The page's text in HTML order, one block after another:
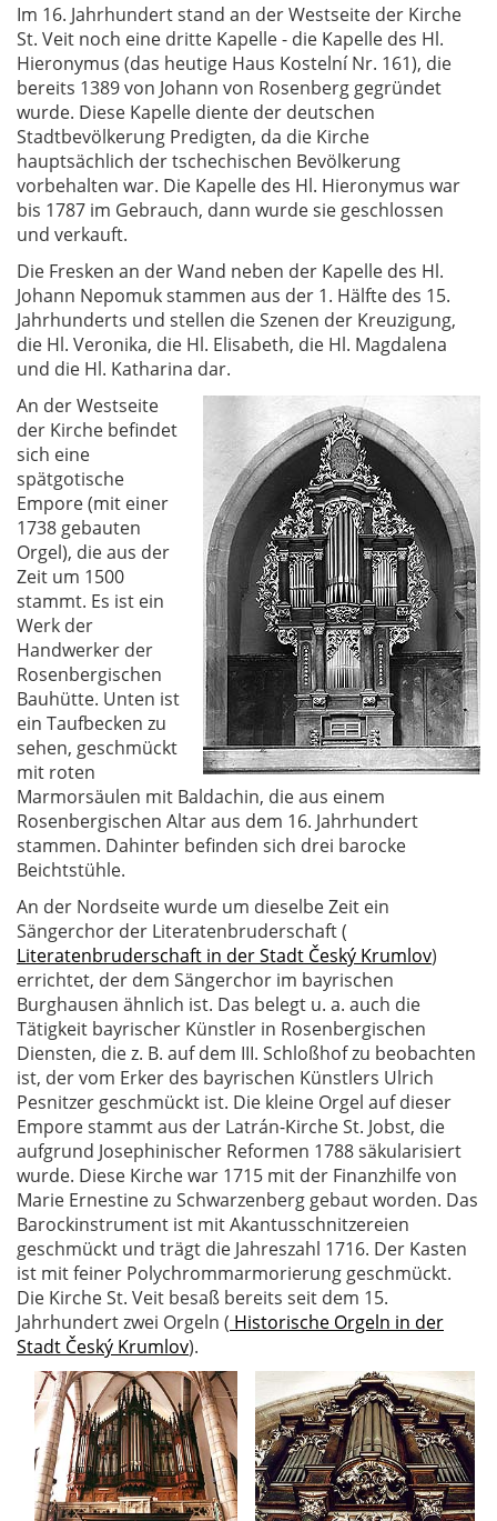
Im 16. Jahrhundert stand an der Westseite der Kirche
St. Veit noch eine dritte Kapelle - die Kapelle des Hl.
Hieronymus (das heutige Haus Kostelní Nr. 161), die
bereits 1389 von Johann von Rosenberg gegründet
wurde. Diese Kapelle diente der deutschen
Stadtbevölkerung Predigten, da die Kirche
hauptsächlich der tschechischen Bevölkerung
vorbehalten war. Die Kapelle des Hl. Hieronymus war
bis 1787 im Gebrauch, dann wurde sie geschlossen
und verkauft.
Die Fresken an der Wand neben der Kapelle des Hl.
Johann Nepomuk stammen aus der 1. Hälfte des 15.
Jahrhunderts und stellen die Szenen der Kreuzigung,
die Hl. Veronika, die Hl. Elisabeth, die Hl. Magdalena
und die Hl. Katharina dar.
An der Westseite
der Kirche befindet
sich eine
spätgotische
Empore (mit einer
1738 gebauten
Orgel), die aus der
Zeit um 1500
stammt. Es ist ein
Werk der
Handwerker der
Rosenbergischen
Bauhütte. Unten ist
ein Taufbecken zu
sehen, geschmückt
mit roten
Marmorsäulen mit Baldachin, die aus einem
Rosenbergischen Altar aus dem 16. Jahrhundert
stammen. Dahinter befinden sich drei barocke
Beichtstühle.
An der Nordseite wurde um dieselbe Zeit ein
Sängerchor der Literatenbruderschaft (
Literatenbruderschaft in der Stadt Český Krumlov)
errichtet, der dem Sängerchor im bayrischen
Burghausen ähnlich ist. Das belegt u. a. auch die
Tätigkeit bayrischer Künstler in Rosenbergischen
Diensten, die z. B. auf dem III. Schloßhof zu beobachten
ist, der vom Erker des bayrischen Künstlers Ulrich
Pesnitzer geschmückt ist. Die kleine Orgel auf dieser
Empore stammt aus der Latrán-Kirche St. Jobst, die
aufgrund Josephinischer Reformen 1788 säkularisiert
wurde. Diese Kirche war 1715 mit der Finanzhilfe von
Marie Ernestine zu Schwarzenberg gebaut worden. Das
Barockinstrument ist mit Akantusschnitzereien
geschmückt und trägt die Jahreszahl 1716. Der Kasten
ist mit feiner Polychrommarmorierung geschmückt.
Die Kirche St. Veit besaß bereits seit dem 15.
Jahrhundert zwei Orgeln ( Historische Orgeln in der
Stadt Český Krumlov).